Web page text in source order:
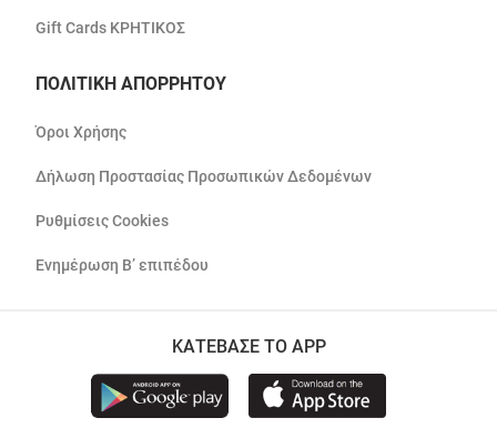
Gift Cards ΚΡΗΤΙΚΟΣ
ΠΟΛΙΤΙΚΗ ΑΠΟΡΡΗΤΟΥ
Όροι Χρήσης
Δήλωση Προστασίας Προσωπικών Δεδομένων
Ρυθμίσεις Cookies
Ενημέρωση Β’ επιπέδου
ΚΑΤΕΒΑΣΕ ΤΟ APP